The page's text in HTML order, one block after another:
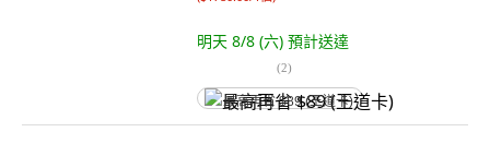
明天 8/8 (六) 預計送達
(2)
最高再省 $89 (王道卡)